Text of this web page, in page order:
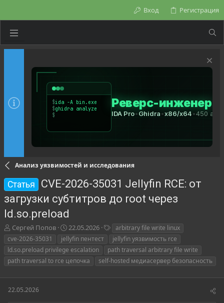
Вход Регистрация
Анализ уязвимостей и исследования
Статья
CVE-2026-35031 Jellyfin RCE: от
загрузки субтитров до root через
ld.so.preload
А
в
т
о
р
е
м
Сергей Попов
Д
а
т
а
н
ч
22.05.2026
е
г
и
arbitrary file write linux
cve-2026-35031
jellyfin пентест
jellyfin уязвимость rce
ld.so.preload privilege escalation
path traversal arbitrary file write
path traversal to rce цепочка
self-hosted медиасервер безопасность
22.05.2026